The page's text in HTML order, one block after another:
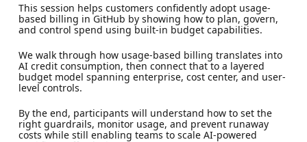
This session helps customers confidently adopt usage-
based billing in GitHub by showing how to plan, govern,
and control spend using built-in budget capabilities.
We walk through how usage-based billing translates into
AI credit consumption, then connect that to a layered
budget model spanning enterprise, cost center, and user-
level controls.
By the end, participants will understand how to set the
right guardrails, monitor usage, and prevent runaway
costs while still enabling teams to scale AI-powered